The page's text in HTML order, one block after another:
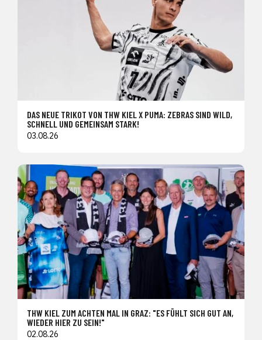
DAS NEUE TRIKOT VON THW KIEL X PUMA: ZEBRAS SIND WILD,
SCHNELL UND GEMEINSAM STARK!
03.08.26
THW KIEL ZUM ACHTEN MAL IN GRAZ: "ES FÜHLT SICH GUT AN,
WIEDER HIER ZU SEIN!"
02.08.26